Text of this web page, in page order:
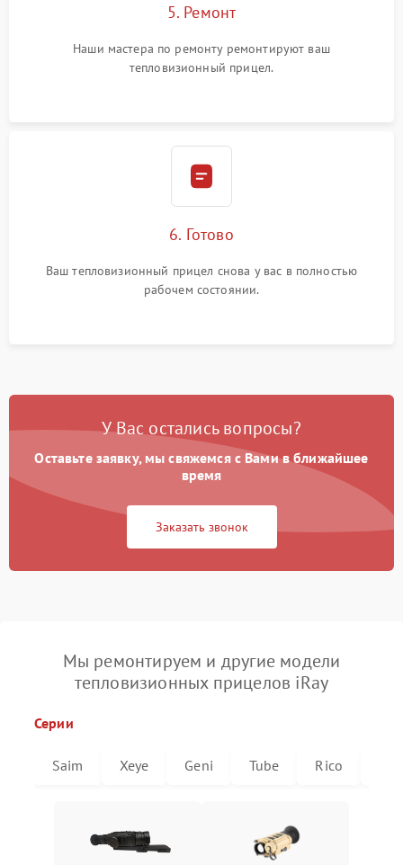
5. Ремонт
Наши мастера по ремонту ремонтируют ваш
тепловизионный прицел.
6. Готово
Ваш тепловизионный прицел снова у вас в полностью
рабочем состоянии.
У Вас остались вопросы?
Оставьте заявку, мы свяжемся с Вами в ближайшее
время
Заказать звонок
Мы ремонтируем и другие модели
тепловизионных прицелов iRay
Серии
Saim Xeye Geni Tube Rico